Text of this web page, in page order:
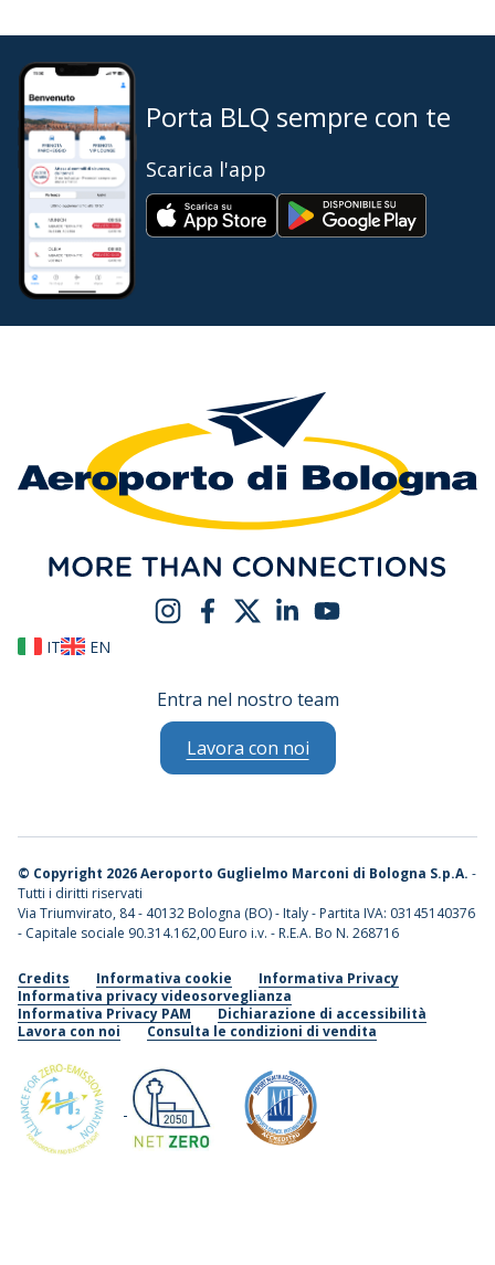
Porta BLQ sempre con te
Scarica l'app
IT EN
Entra nel nostro team
Lavora con noi
© Copyright 2026 Aeroporto Guglielmo Marconi di Bologna S.p.A. -
Tutti i diritti riservati
Via Triumvirato, 84 - 40132 Bologna (BO) - Italy - Partita IVA: 03145140376
- Capitale sociale 90.314.162,00 Euro i.v. - R.E.A. Bo N. 268716
Credits Informativa cookie
Informativa Privacy
Informativa privacy videosorveglianza
Informativa Privacy PAM
Dichiarazione di accessibilità
Lavora con noi
Consulta le condizioni di vendita